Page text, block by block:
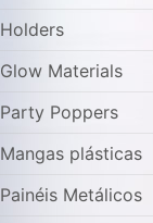
Holders
Glow Materials
Party Poppers
Mangas plásticas
Painéis Metálicos